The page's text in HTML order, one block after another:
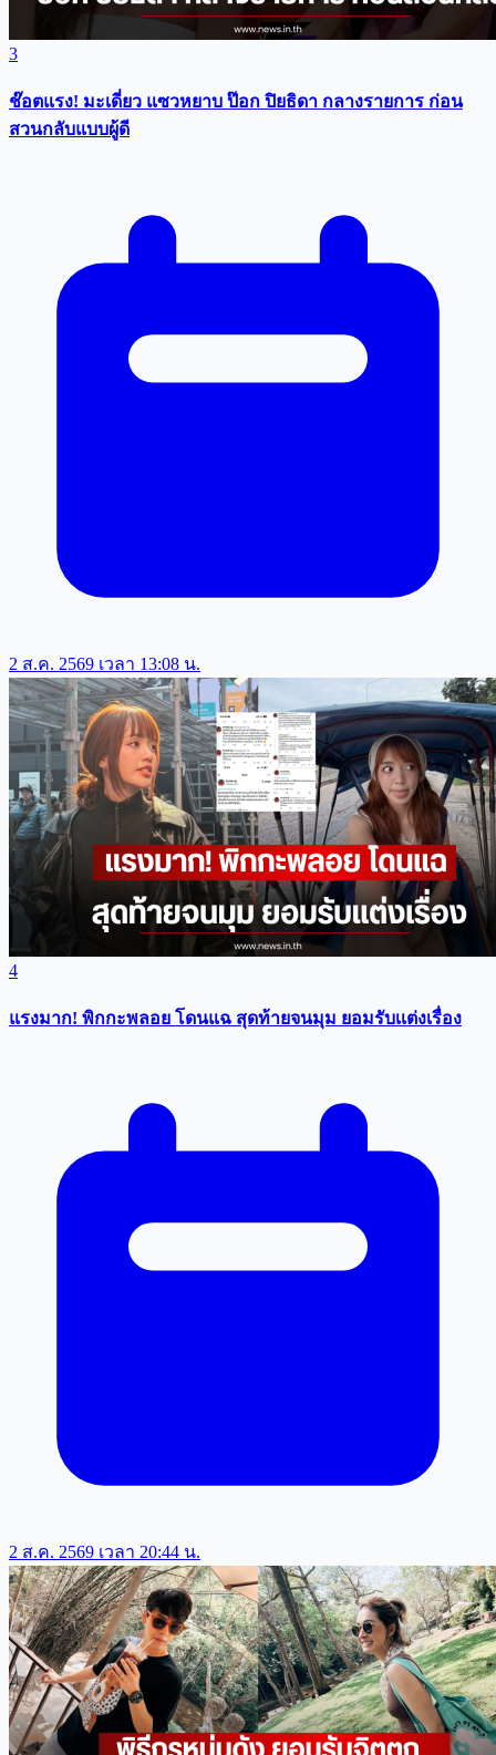
3
ช๊อตแรง! มะเดี่ยว แซวหยาบ ป๊อก ปิยธิดา กลางรายการ ก่อน
สวนกลับแบบผู้ดี
2 ส.ค. 2569 เวลา 13:08 น.
4
แรงมาก! พิกกะพลอย โดนแฉ สุดท้ายจนมุม ยอมรับเเต่งเรื่อง
2 ส.ค. 2569 เวลา 20:44 น.